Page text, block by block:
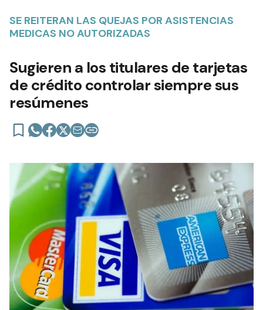
SE REITERAN LAS QUEJAS POR ASISTENCIAS
MEDICAS NO AUTORIZADAS
Sugieren a los titulares de tarjetas
de crédito controlar siempre sus
resúmenes